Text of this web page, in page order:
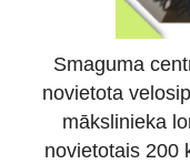
Smaguma
novietota
mākslinieka
novietotais 200